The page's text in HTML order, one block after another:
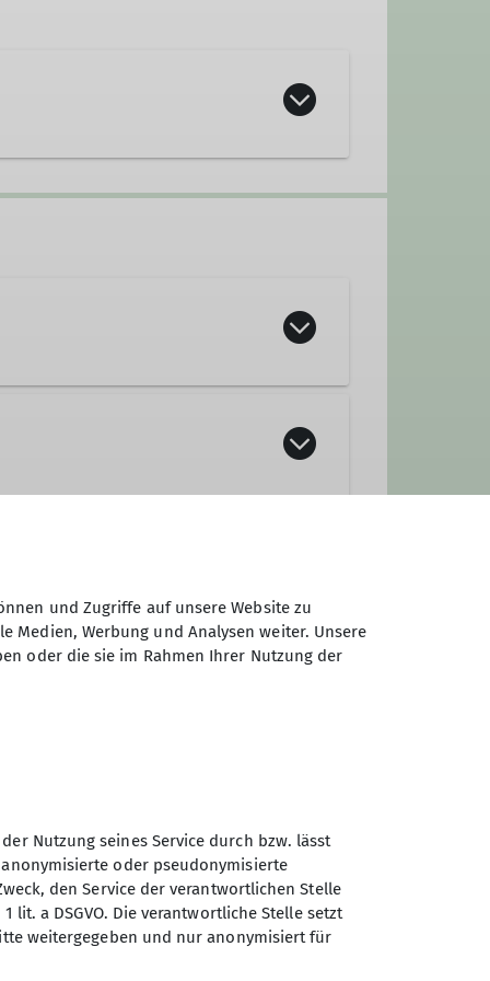
Sektion Teisendorf des
Deutschen Alpenvereins e.V.
und Zugriffe auf unsere Website zu
Medien, Werbung und Analysen weiter. Unsere
oder die sie im Rahmen Ihrer Nutzung der
Nutzung seines Service durch bzw. lässt
oder pseudonymisierte
den Service der verantwortlichen Stelle
a DSGVO. Die verantwortliche Stelle setzt
weitergegeben und nur anonymisiert für